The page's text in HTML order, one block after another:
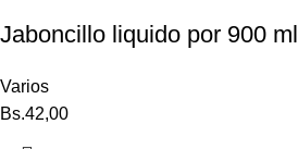
Jaboncillo liquido por 900 ml
Varios
Bs.42,00